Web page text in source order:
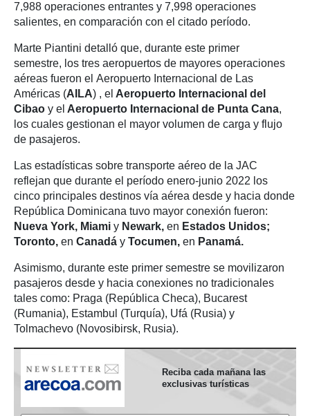
7,988 operaciones entrantes y 7,998 operaciones
salientes, en comparación con el citado período.
Marte Piantini detalló que, durante este primer
semestre, los tres aeropuertos de mayores operaciones
aéreas fueron el Aeropuerto Internacional de Las
Américas (AILA) , el Aeropuerto Internacional del
Cibao y el Aeropuerto Internacional de Punta Cana,
los cuales gestionan el mayor volumen de carga y flujo
de pasajeros.
Las estadísticas sobre transporte aéreo de la JAC
reflejan que durante el período enero-junio 2022 los
cinco principales destinos vía aérea desde y hacia donde
República Dominicana tuvo mayor conexión fueron:
Nueva York, Miami y Newark, en Estados Unidos;
Toronto, en Canadá y Tocumen, en Panamá.
Asimismo, durante este primer semestre se movilizaron
pasajeros desde y hacia conexiones no tradicionales
tales como: Praga (República Checa), Bucarest
(Rumania), Estambul (Turquía), Ufá (Rusia) y
Tolmachevo (Novosibirsk, Rusia).
Reciba cada mañana las
exclusivas turísticas